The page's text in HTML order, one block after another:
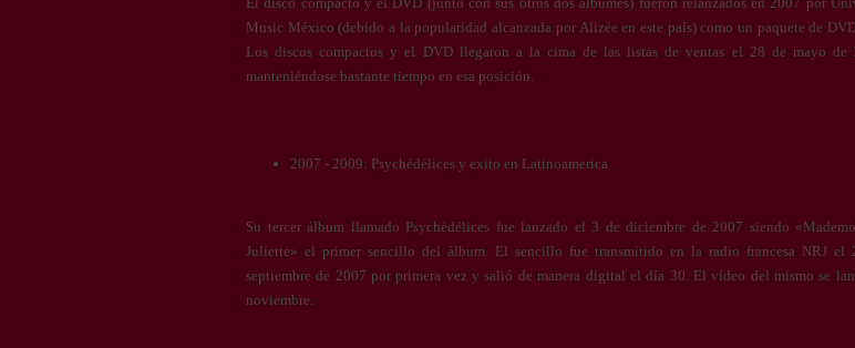
Music México (debido a la popularidad alcanzada por Alizée en este país) como un paquete de
Los discos compactos y el DVD llegaron a la cima de las listas de ventas el 28 de mayo de
manteniéndose bastante tiempo en esa posición.
2007 - 2009: Psychédélices y exito en Latinoamerica
Su tercer álbum llamado Psychédélices fue lanzado el 3 de diciembre de 2007 siendo
Juliette» el primer sencillo del álbum. El sencillo fue transmitido en la radio francesa NRJ el
septiembre de 2007 por primera vez y salió de manera digital el día 30. El vídeo del mismo se
noviembre.